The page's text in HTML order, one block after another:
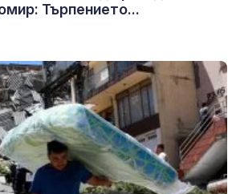
Търпението...